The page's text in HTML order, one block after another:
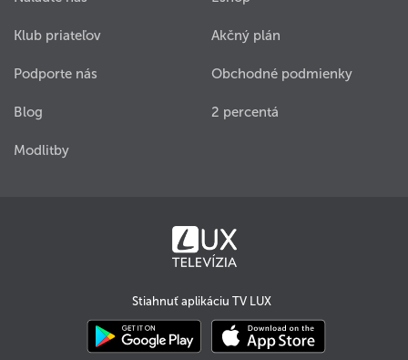
Klub priateľov
Podporte nás
Blog
Modlitby
Akčný plán
Obchodné podmienky
2 percentá
Stiahnuť aplikáciu TV LUX